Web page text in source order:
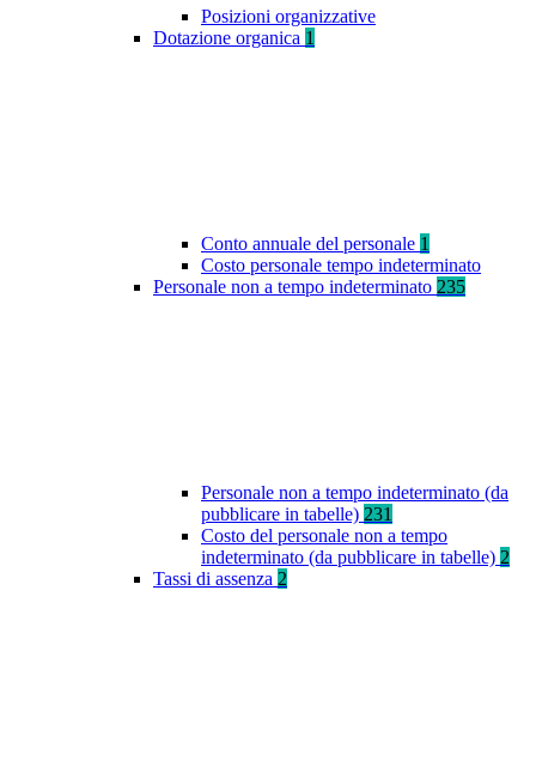
Posizioni organizzative
Dotazione organica 1
Conto annuale del personale 1
Costo personale tempo indeterminato
Personale non a tempo indeterminato 235
Personale non a tempo indeterminato (da
pubblicare in tabelle) 231
Costo del personale non a tempo
indeterminato (da pubblicare in tabelle) 2
Tassi di assenza 2